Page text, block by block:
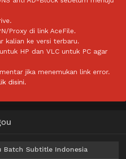
Proxy di link AceFile.
kalian ke versi terbaru.
HP dan VLC untuk PC agar
jika menemukan link error.
disini.
Batch Subtitle Indonesia